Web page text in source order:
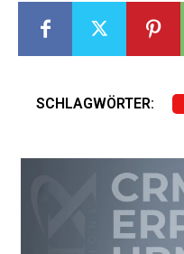
SCHLAGWÖRTER: